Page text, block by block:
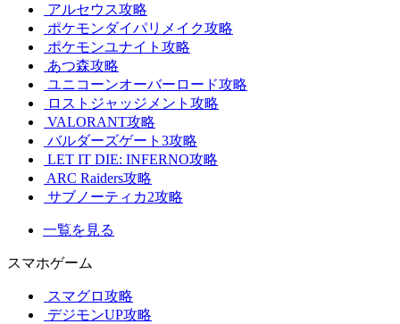
アルセウス攻略
ポケモンダイパリメイク攻略
ポケモンユナイト攻略
あつ森攻略
ユニコーンオーバーロード攻略
ロストジャッジメント攻略
VALORANT攻略
バルダーズゲート3攻略
LET IT DIE: INFERNO攻略
ARC Raiders攻略
サブノーティカ2攻略
一覧を見る
スマホゲーム
スマグロ攻略
デジモンUP攻略